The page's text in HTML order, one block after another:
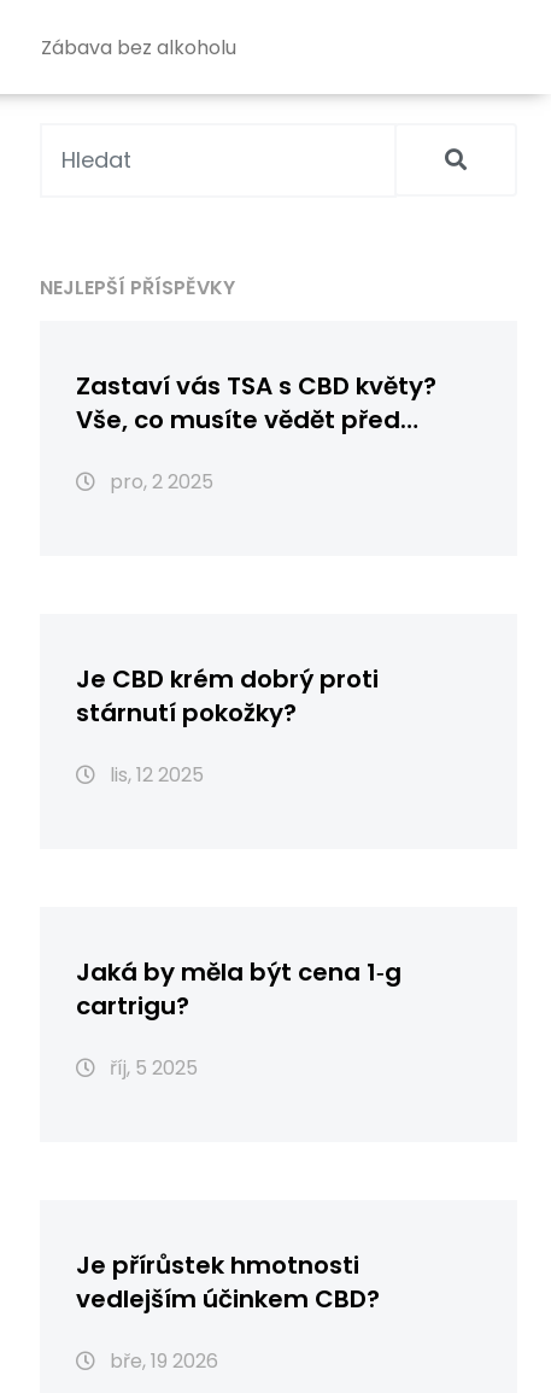
Zábava bez alkoholu
NEJLEPŠÍ PŘÍSPĚVKY
Zastaví vás TSA s CBD květy?
Vše, co musíte vědět před
pro, 2 2025
Je CBD krém dobrý proti
stárnutí pokožky?
lis, 12 2025
Jaká by měla být cena 1‑g
cartrigu?
říj, 5 2025
Je přírůstek hmotnosti
vedlejším účinkem CBD?
bře, 19 2026